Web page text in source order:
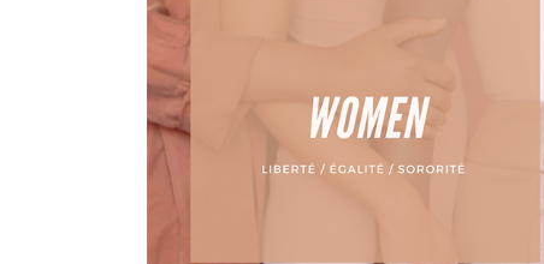
Liberté – Égalité – Sororité
Coulisses